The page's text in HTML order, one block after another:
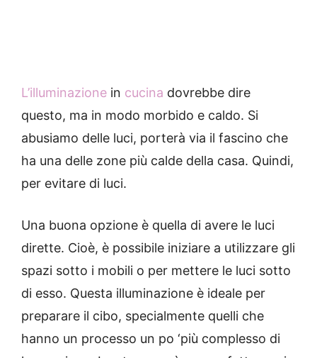
L’illuminazione in cucina dovrebbe dire
questo, ma in modo morbido e caldo. Si
abusiamo delle luci, porterà via il fascino che
ha una delle zone più calde della casa. Quindi,
per evitare di luci.
Una buona opzione è quella di avere le luci
dirette. Cioè, è possibile iniziare a utilizzare gli
spazi sotto i mobili o per mettere le luci sotto
di esso. Questa illuminazione è ideale per
preparare il cibo, specialmente quelli che
hanno un processo un po ‘più complesso di